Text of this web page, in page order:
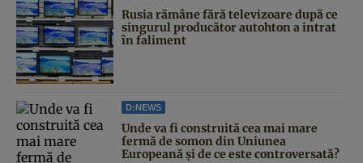
Rusia rămâne fără televizoare după ce
singurul producător autohton a intrat
în faliment
D:NEWS
Unde va fi construită cea mai mare
fermă de somon din Uniunea
Europeană și de ce este controversată?